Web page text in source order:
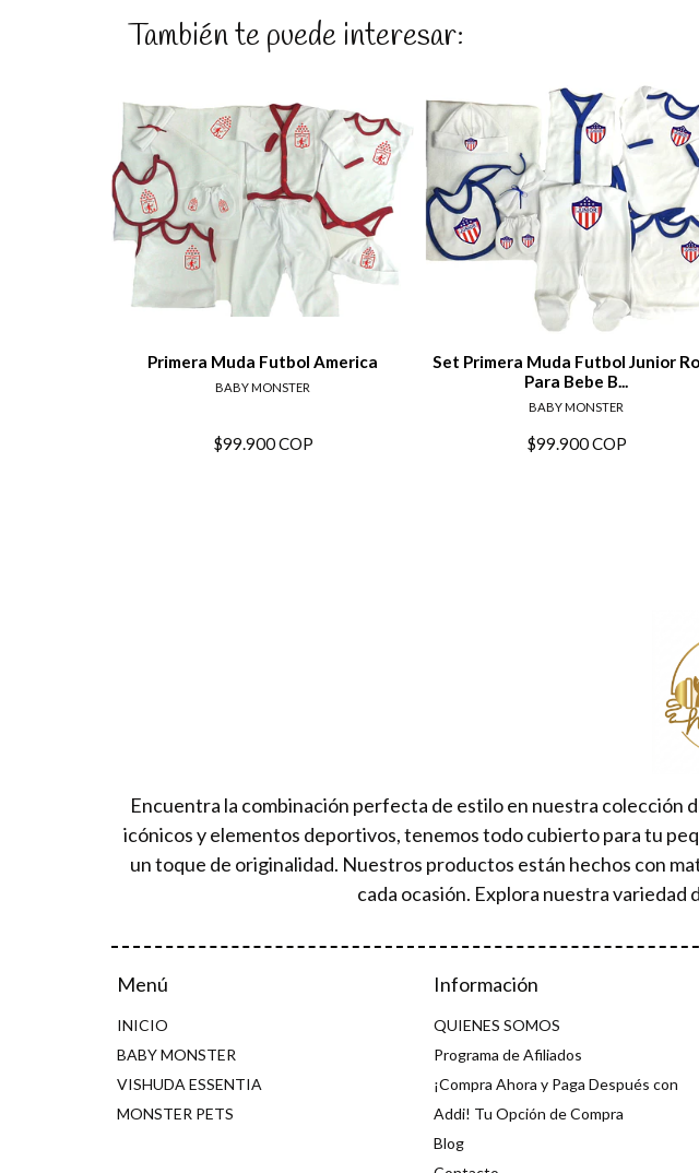
También te puede interesar:
Primera Muda Futbol America
BABY MONSTER
Ver detalles
$99.900 COP
Set Primera Muda Futbol Junior
Para Bebe B...
BABY MONSTER
Ver detalles
$99.900 COP
Encuentra la combinación perfecta de estilo en nuestra colección
icónicos y elementos deportivos, tenemos todo cubierto para tu
un toque de originalidad. Nuestros productos están hechos con
cada ocasión. Explora nuestra variedad
Menú
INICIO
BABY MONSTER
VISHUDA ESSENTIA
MONSTER PETS
Información
QUIENES SOMOS
Programa de Afiliados
¡Compra Ahora y Paga Después con
Addi! Tu Opción de Compra
Blog